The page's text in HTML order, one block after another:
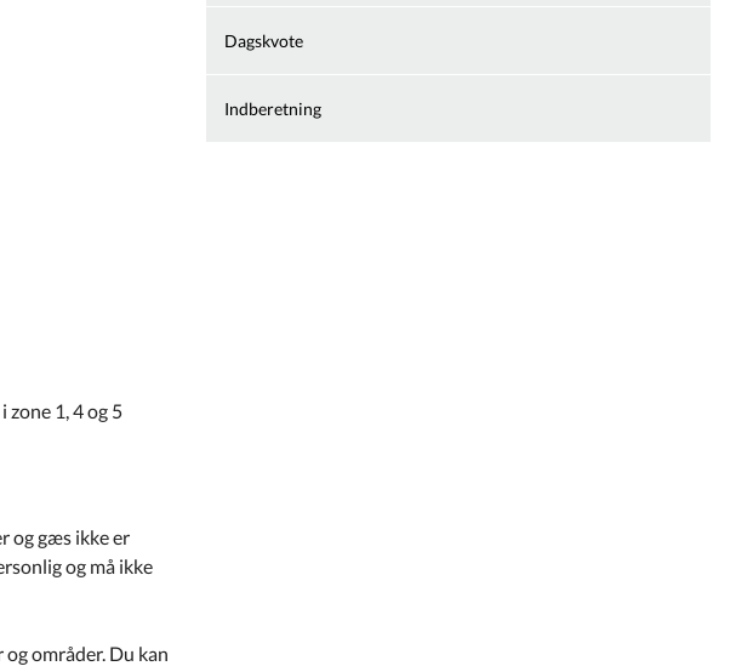
1, 4 og 5
og gæs ikke er
og må ikke
områder. Du kan
Dagskvote
Indberetning